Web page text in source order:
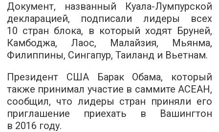
Документ, названный Куала-Лумпурской
декларацией, подписали лидеры всех
10 стран блока, в который ходят Бруней,
Камбоджа, Лаос, Малайзия, Мьянма,
Филиппины, Сингапур, Таиланд и Вьетнам.
Президент США Барак Обама, который
также принимал участие в саммите АСЕАН,
сообщил, что лидеры стран приняли его
приглашение приехать в Вашингтон
в 2016 году.